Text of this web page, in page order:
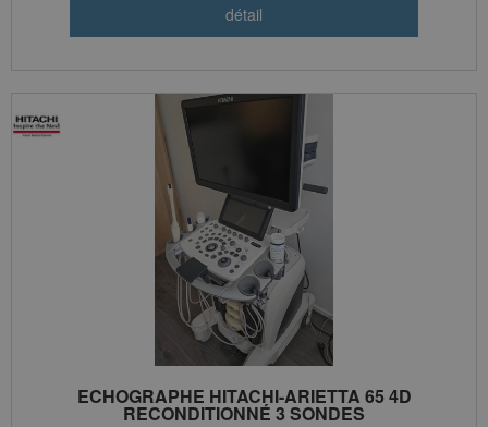
ECHOGRAPHE HITACHI-ARIETTA 65 4D
RECONDITIONNÉ 3 SONDES